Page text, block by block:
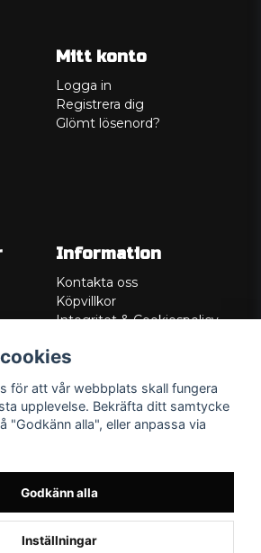
Mitt konto
Logga in
Registrera dig
Glömt lösenord?
Information
Kontakta oss
Köpvillkor
Integritet & Cookiespolicy
Service/Garanti
Lådritning
Om oss
för att vår webbplats skall fungera
upplevelse. Bekräfta ditt samtycke
"Godkänn alla", eller anpassa via
Godkänn alla
Inställningar